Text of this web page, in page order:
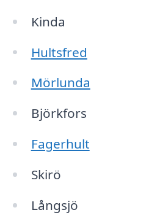
Kinda
Hultsfred
Mörlunda
Björkfors
Fagerhult
Skirö
Långsjö